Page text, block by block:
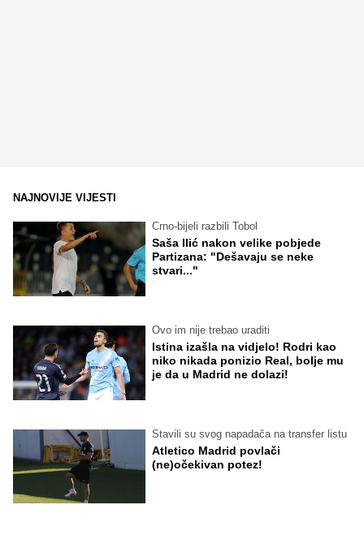
NAJNOVIJE VIJESTI
Crno-bijeli razbili Tobol
Saša Ilić nakon velike pobjede
Partizana: "Dešavaju se neke
stvari..."
Ovo im nije trebao uraditi
Istina izašla na vidjelo! Rodri kao
niko nikada ponizio Real, bolje mu
je da u Madrid ne dolazi!
Stavili su svog napadača na transfer listu
Atletico Madrid povlači
(ne)očekivan potez!